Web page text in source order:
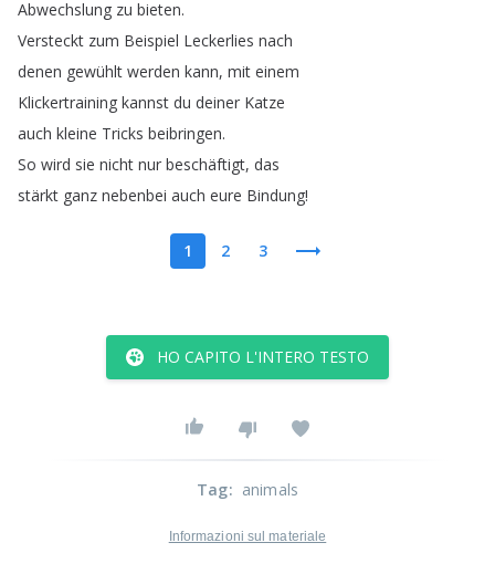
Abwechslung zu bieten.
Versteckt zum Beispiel Leckerlies nach
denen gewühlt werden kann, mit einem
Klickertraining kannst du deiner Katze
auch kleine Tricks beibringen.
So wird sie nicht nur beschäftigt, das
stärkt ganz nebenbei auch eure Bindung!
1 2 3
HO CAPITO L'INTERO TESTO
Tag: animals
Informazioni sul materiale